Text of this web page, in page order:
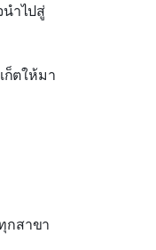
ำไปสู่
ก็ตให้มา
กสาขา